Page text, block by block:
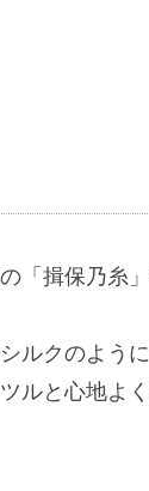
「揖保乃糸」
ルクのよう
ルと心地よ